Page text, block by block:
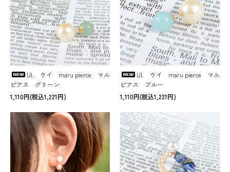
UI. ウイ maru pierce マル
ピアス グリーン
1,110円(税込1,221円)
UI. ウイ maru pierce マル
ピアス ブルー
1,110円(税込1,221円)